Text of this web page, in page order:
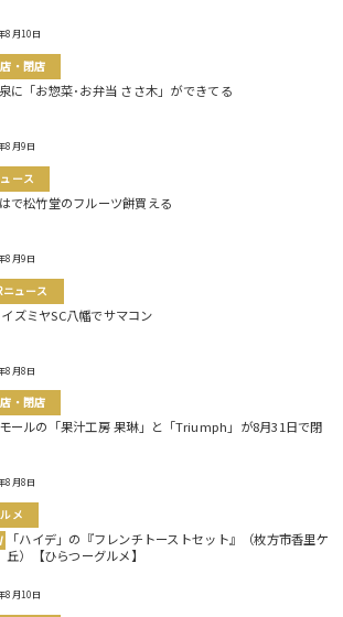
8月10日
・閉店
に「お惣菜･お弁当 ささ木」ができてる
8月9日
ース
で松竹堂のフルーツ餅買える
8月9日
ニュース
イズミヤSC八幡でサマコン
8月8日
・閉店
ールの「果汁工房 果琳」と「Triumph」が8月31日で閉
8月8日
メ
「ハイデ」の『フレンチトーストセット』（枚方市香里ケ
丘）【ひらつーグルメ】
8月10日